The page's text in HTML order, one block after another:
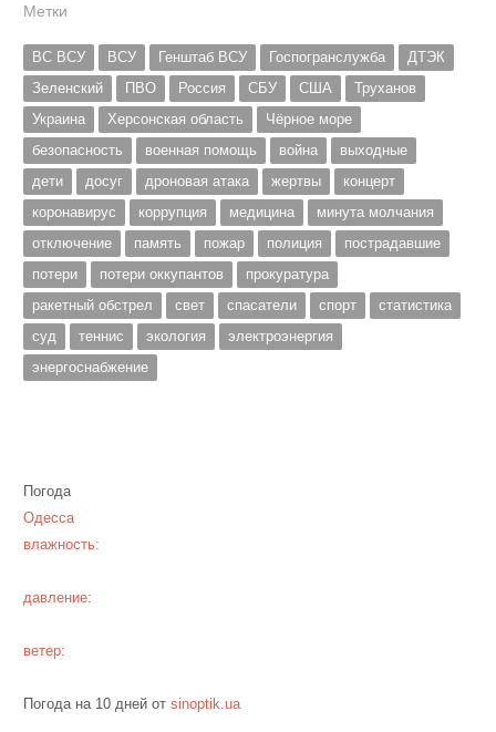
Метки
ВС ВСУ ВСУ Генштаб ВСУ Госпогранслужба
ДТЭК
Зеленский
ПВО Россия СБУ США
Труханов
Украина
Херсонская область
Чёрное море
безопасность
военная помощь война
выходные
дети
досуг дроновая атака жертвы
концерт
коронавирус
коррупция медицина
минута молчания
отключение
память пожар полиция
пострадавшие
потери
потери оккупантов
прокуратура
ракетный обстрел
свет спасатели спорт
статистика
суд
теннис экология
электроэнергия
энергоснабжение
Погода
Одесса
влажность:
давление:
ветер:
Погода на 10 дней от sinoptik.ua